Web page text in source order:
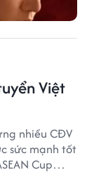
Việt
nhiều CĐV
sức mạnh tốt
Cup